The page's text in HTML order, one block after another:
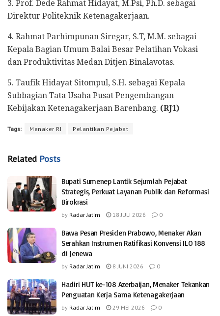
3. Prof. Dede Rahmat Hidayat, M.Psi, Ph.D. sebagai
Direktur Politeknik Ketenagakerjaan.
4. Rahmat Parhimpunan Siregar, S.T, M.M. sebagai
Kepala Bagian Umum Balai Besar Pelatihan Vokasi
dan Produktivitas Medan Ditjen Binalavotas.
5. Taufik Hidayat Sitompul, S.H. sebagai Kepala
Subbagian Tata Usaha Pusat Pengembangan
Kebijakan Ketenagakerjaan Barenbang. (RJ1)
Tags: Menaker RI Pelantikan Pejabat
Related Posts
Bupati Sumenep Lantik Sejumlah Pejabat
Strategis, Perkuat Layanan Publik dan Reformasi
Birokrasi
by Radar Jatim 18 JULI 2026 0
Bawa Pesan Presiden Prabowo, Menaker Akan
Serahkan Instrumen Ratifikasi Konvensi ILO 188
di Jenewa
by Radar Jatim 8 JUNI 2026 0
Hadiri HUT ke-108 Azerbaijan, Menaker Tekankan
Penguatan Kerja Sama Ketenagakerjaan
by Radar Jatim 29 MEI 2026 0